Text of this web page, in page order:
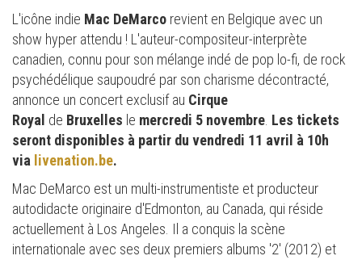
L'icône indie Mac DeMarco revient en Belgique avec un
show hyper attendu ! L'auteur-compositeur-interprète
canadien, connu pour son mélange indé de pop lo-fi, de rock
psychédélique saupoudré par son charisme décontracté,
annonce un concert exclusif au Cirque
Royal de Bruxelles le mercredi 5 novembre Les tickets
seront disponibles à partir du vendredi 11 avril à 10h
via livenation.be.
Mac DeMarco est un multi-instrumentiste et producteur
autodidacte originaire d'Edmonton, au Canada, qui réside
actuellement à Los Angeles. Il a conquis la scène
internationale avec ses deux premiers albums '2' (2012) et